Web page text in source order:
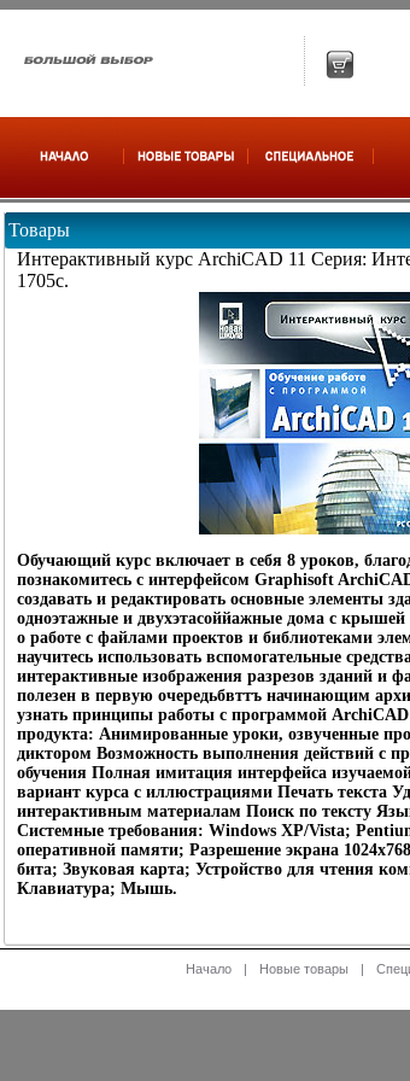
Товары
Интерактивный курс ArchiCAD 11 Серия:
1705c.
Обучающий курс включает в себя 8 уроков,
познакомитесь с интерфейсом Graphisoft
создавать и редактировать основные элементы
одноэтажные и двухэтасоййажные дома с крышей
о работе с файлами проектов и библиотеками
научитесь использовать вспомогательные
интерактивные изображения разрезов зданий и
полезен в первую очередьбвттъ начинающим
узнать принципы работы с программой ArchiCAD
продукта: Анимированные уроки, озвученные
диктором Возможность выполнения действий с
обучения Полная имитация интерфейса
вариант курса с иллюстрациями Печать текста
интерактивным материалам Поиск по тексту
Системные требования: Windows XP/Vista;
оперативной памяти; Разрешение экрана
бита; Звуковая карта; Устройство для чтения
Клавиатура; Мышь.
Начало | Новые товары |